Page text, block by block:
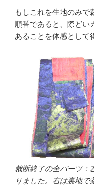
もしこれを生地のみで
順番であると、際どい
あることを体感として
裁断終了の全パーツ：
りました。右は裏地で